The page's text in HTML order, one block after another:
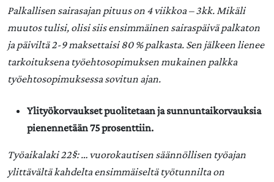
Palkallisen sairasajan pituus on 4 viikkoa – 3kk. Mikäli
muutos tulisi, olisi siis ensimmäinen sairaspäivä palkaton
ja päiviltä 2-9 maksettaisi 80 % palkasta. Sen jälkeen lienee
tarkoituksena työehtosopimuksen mukainen palkka
työehtosopimuksessa sovitun ajan.
Ylityökorvaukset puolitetaan ja sunnuntaikorvauksia
pienennetään 75 prosenttiin.
Työaikalaki 22§: … vuorokautisen säännöllisen työajan
ylittävältä kahdelta ensimmäiseltä työtunnilta on